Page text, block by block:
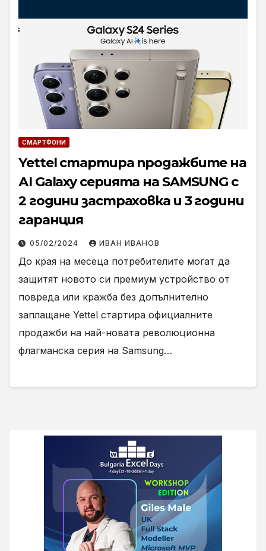
СМАРТФОНИ
Yettel стартира продажбите на
АI Galaxy серията на SAMSUNG с
2 години застраховка и 3 години
гаранция
05/02/2024 ИВАН ИВАНОВ
До края на месеца потребителите могат да
защитят новото си премиум устройство от
повреда или кражба без допълнително
заплащане Yettel стартира официалните
продажби на най-новата революционна
флагманска серия на Samsung…